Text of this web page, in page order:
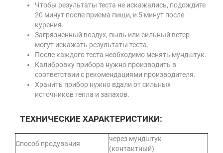
Чтобы результаты теста не искажались, подождите
20 минут после приема пищи, и 5 минут после
курения.
Загрязненный воздух, пыль или сильный ветер
могут искажать результаты теста.
После каждого теста необходимо менять мундштук.
Калибровку прибора нужно производить в
соответствии с рекомендациями производителя.
Хранить прибор нужно вдали от сильных
источников тепла и запахов.
ТЕХНИЧЕСКИЕ ХАРАКТЕРИСТИКИ:
Способ продувания
через мундштук
(контактный)